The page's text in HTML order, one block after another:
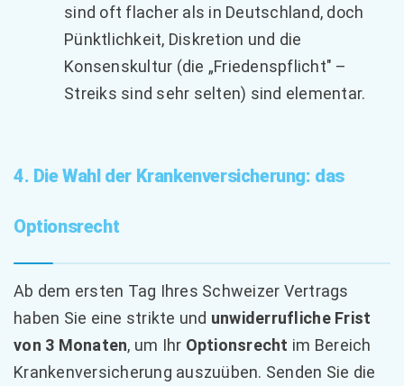
sind oft flacher als in Deutschland, doch
Pünktlichkeit, Diskretion und die
Konsenskultur (die „Friedenspflicht" –
Streiks sind sehr selten) sind elementar.
4. Die Wahl der Krankenversicherung: das
Optionsrecht
Ab dem ersten Tag Ihres Schweizer Vertrags
haben Sie eine strikte und unwiderrufliche Frist
von 3 Monaten, um Ihr Optionsrecht im Bereich
Krankenversicherung auszuüben. Senden Sie die